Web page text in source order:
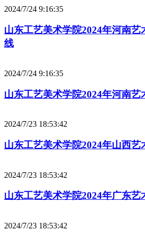
2024/7/24 9:16:35
山东工艺美术学院2024年河南
线
2024/7/24 9:16:35
山东工艺美术学院2024年河南艺
2024/7/23 18:53:42
山东工艺美术学院2024年山西艺
2024/7/23 18:53:42
山东工艺美术学院2024年广东艺
2024/7/23 18:53:42